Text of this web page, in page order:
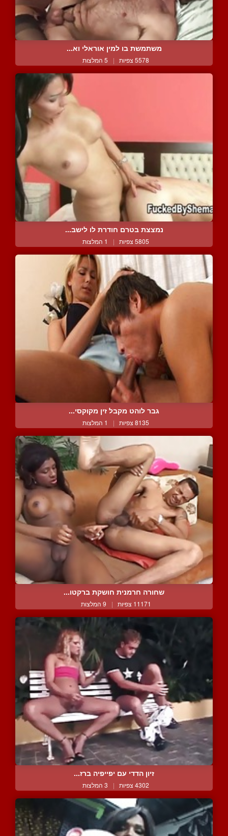
משתמשת בו למין אוראלי וא...
5578 צפיות | 5 המלצות
נמצצת בטרם חודרת לו לישב...
5805 צפיות | 1 המלצות
גבר לוהט מקבל זין מקוקסי...
8135 צפיות | 1 המלצות
שחורה חרמנית חושקת ברקטו...
11171 צפיות | 9 המלצות
זיון הדדי עם יפייפיה ברז...
4302 צפיות | 3 המלצות